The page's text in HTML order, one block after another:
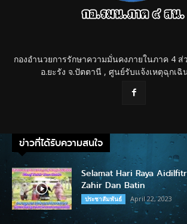
กองอำนวยการรักษาความมั่นคงภายในภาค 4
อ.ยะรัง จ.ปัตตานี , ศูนย์รับแจ้งเหตุฉุกเฉิ
ข่าวที่ได้รับความสนใจ
Selamat Hari Raya
Zahir Dan Batin
ประชาสัมพันธ์ April 22, 2023